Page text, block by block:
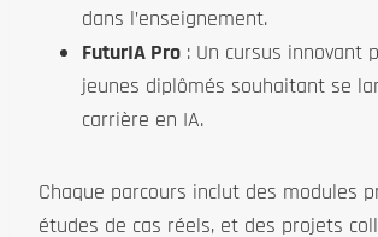
dans l’enseignement.
FuturIA Pro : Un cursus innovant
jeunes diplômés souhaitant se
carrière en IA.
Chaque parcours inclut des modules
études de cas réels, et des projets